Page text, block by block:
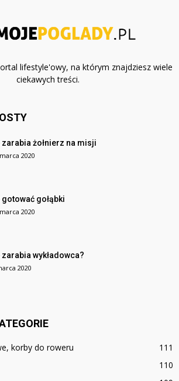
lifestyle'owy, na którym znajdziesz wiele
ciekawych treści.
zarabia żołnierz na misji
2020
gotować gołąbki
2020
zarabia wykładowca?
2020
korby do roweru
111
110